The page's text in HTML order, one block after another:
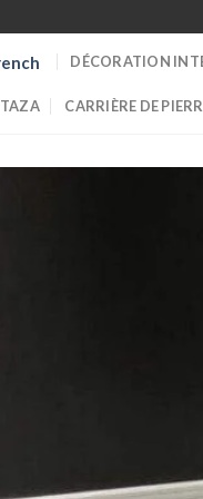
DÉCORATION
TAZA CARRIÈRE DE